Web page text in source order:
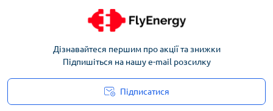
Дізнавайтеся першим про акції та знижки
Підпишіться на нашу e-mail розсилку
Підписатися